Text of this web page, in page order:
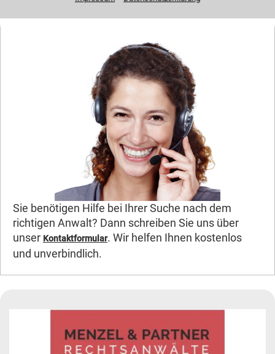
Sie benötigen Hilfe bei Ihrer Suche nach dem
richtigen Anwalt? Dann schreiben Sie uns über
unser Kontaktformular. Wir helfen Ihnen kostenlos
und unverbindlich.